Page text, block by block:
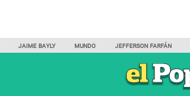
JAIME BAYLY MUNDO JEFFERSON FARFÁN